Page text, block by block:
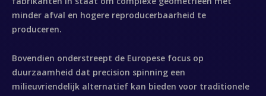
minder afval en hogere reproducerbaarheid te
produceren.
Bovendien onderstreept de Europese focus op
duurzaamheid dat precision spinning een
milieuvriendelijk alternatief kan bieden voor traditionele